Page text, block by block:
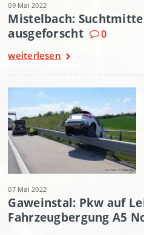
09 Mai 2022
Mistelbach:
ausgeforscht
0
weiterlesen
07 Mai 2022
Gaweinstal: Pkw auf
Fahrzeugbergung A5